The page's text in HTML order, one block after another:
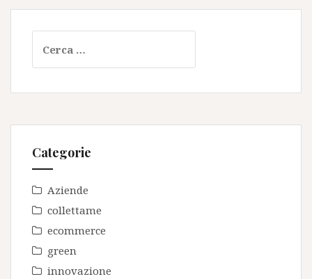
per:
Categorie
Aziende
collettame
ecommerce
green
innovazione